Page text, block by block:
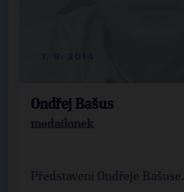
Ondřej Bašus
medailonek
Představení Ondřeje Bašuse.